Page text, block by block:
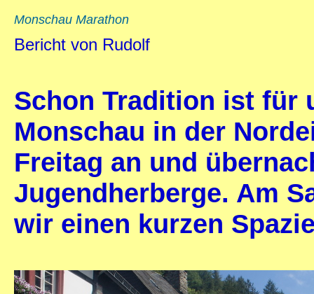
Monschau Marathon
Bericht von Rudolf
Schon Tradition ist für
Monschau in der
Freitag an und
Jugendherberge. Am
wir einen kurzen